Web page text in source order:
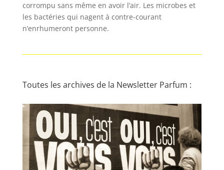
corrompu sans même en avoir l’air. Les microbes et
les bactéries qui nagent à contre-courant
n’enrhumeront personne.
Toutes les archives de la Newsletter Parfum :